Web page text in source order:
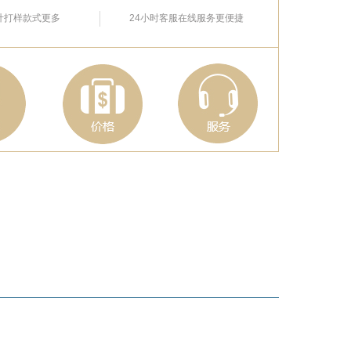
打样款式更多 24小时客服在线服务更便捷